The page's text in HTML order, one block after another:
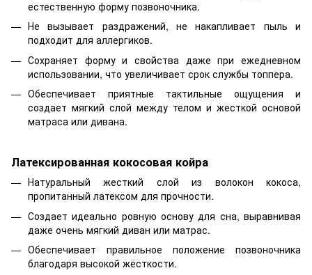
естественную форму позвоночника.
Не вызывает раздражений, не накапливает пыль и
подходит для аллергиков.
Сохраняет форму и свойства даже при ежедневном
использовании, что увеличивает срок службы топпера.
Обеспечивает приятные тактильные ощущения и
создает мягкий слой между телом и жесткой основой
матраса или дивана.
Латексированная кокосовая койра
Натуральный жесткий слой из волокон кокоса,
пропитанный латексом для прочности.
Создает идеально ровную основу для сна, выравнивая
даже очень мягкий диван или матрас.
Обеспечивает правильное положение позвоночника
благодаря высокой жёсткости.